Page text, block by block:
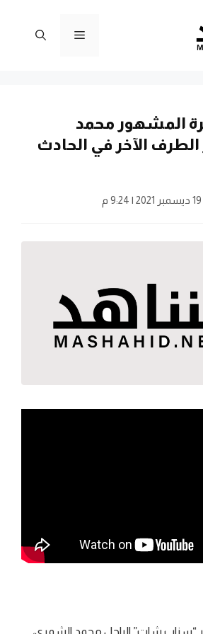
القائمة
المشهور محمد
الآخر في الحادث
شات” الراحل محمد الشمري،